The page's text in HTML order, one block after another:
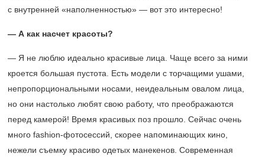
с внутренней «наполненностью» — вот это интересно!
— А как насчет красоты?
— Я не люблю идеально красивые лица. Чаще всего за ними
кроется большая пустота. Есть модели с торчащими ушами,
непропорциональными носами, неидеальным овалом лица,
но они настолько любят свою работу, что преображаются
перед камерой! Время красивых поз прошло. Сейчас очень
много fashion-фотосессий, скорее напоминающих кино,
нежели съемку красиво одетых манекенов. Современная